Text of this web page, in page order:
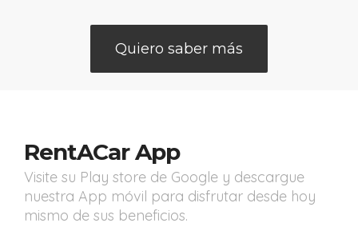
Quiero saber más
RentACar App
Visite su Play store de Google y descargue
nuestra App móvil para disfrutar desde hoy
mismo de sus beneficios.